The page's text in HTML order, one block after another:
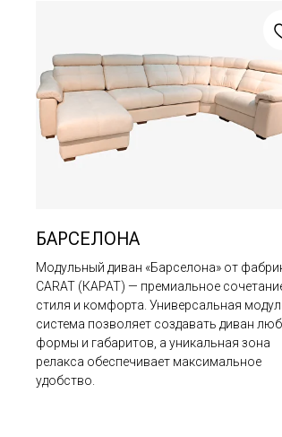
БАРСЕЛОНА
Модульный диван «Барселона» от
CARAT (КАРАТ) — премиальное
стиля и комфорта. Универсальная
система позволяет создавать диван
формы и габаритов, а уникальная зона
релакса обеспечивает максимальное
удобство.